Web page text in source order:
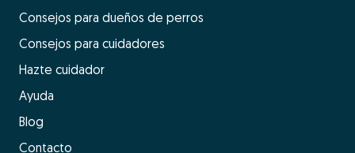
Consejos para dueños de perros
Consejos para cuidadores
Hazte cuidador
Ayuda
Blog
Contacto